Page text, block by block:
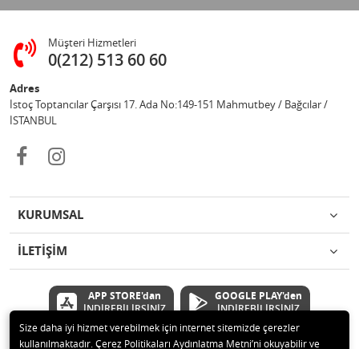
Müşteri Hizmetleri
0(212) 513 60 60
Adres
İstoç Toptancılar Çarşısı 17. Ada No:149-151 Mahmutbey / Bağcılar /
İSTANBUL
KURUMSAL
İLETİŞİM
APP STORE'dan
İNDİREBİLİRSİNİZ
GOOGLE PLAY'den
İNDİREBİLİRSİNİZ
Size daha iyi hizmet verebilmek için internet sitemizde çerezler
kullanılmaktadır. Çerez Politikaları Aydınlatma Metni’ni okuyabilir ve